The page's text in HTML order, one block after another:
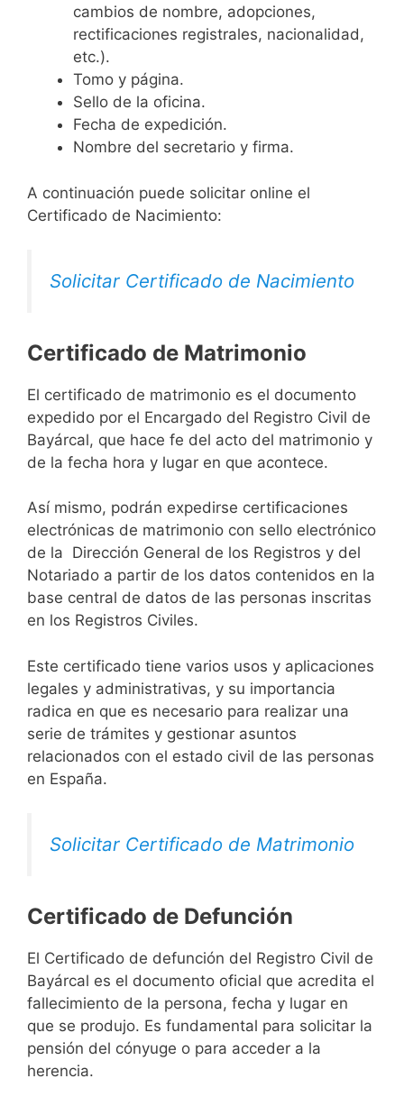
cambios de nombre, adopciones,
rectificaciones registrales, nacionalidad,
etc.).
Tomo y página.
Sello de la oficina.
Fecha de expedición.
Nombre del secretario y firma.
A continuación puede solicitar online el
Certificado de Nacimiento:
Solicitar Certificado de Nacimiento
Certificado de Matrimonio
El certificado de matrimonio es el documento
expedido por el Encargado del Registro Civil de
Bayárcal, que hace fe del acto del matrimonio y
de la fecha hora y lugar en que acontece.
Así mismo, podrán expedirse certificaciones
electrónicas de matrimonio con sello electrónico
de la Dirección General de los Registros y del
Notariado a partir de los datos contenidos en la
base central de datos de las personas inscritas
en los Registros Civiles.
Este certificado tiene varios usos y aplicaciones
legales y administrativas, y su importancia
radica en que es necesario para realizar una
serie de trámites y gestionar asuntos
relacionados con el estado civil de las personas
en España.
Solicitar Certificado de Matrimonio
Certificado de Defunción
El Certificado de defunción del Registro Civil de
Bayárcal es el documento oficial que acredita el
fallecimiento de la persona, fecha y lugar en
que se produjo. Es fundamental para solicitar la
pensión del cónyuge o para acceder a la
herencia.